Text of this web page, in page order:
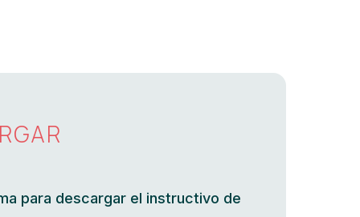
para descargar el instructivo de